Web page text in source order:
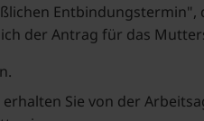
Entbindungstermin",
der Antrag für das
Sie von der